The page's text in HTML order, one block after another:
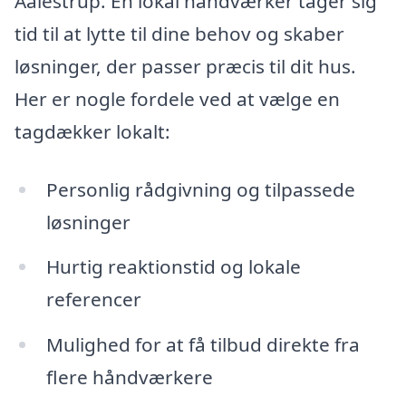
tid til at lytte til dine behov og skaber
løsninger, der passer præcis til dit hus.
Her er nogle fordele ved at vælge en
tagdækker lokalt:
Personlig rådgivning og tilpassede
løsninger
Hurtig reaktionstid og lokale
referencer
Mulighed for at få tilbud direkte fra
flere håndværkere